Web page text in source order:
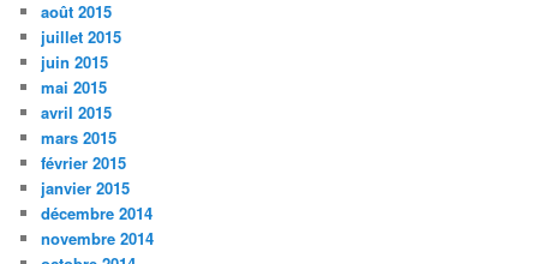
août 2015
juillet 2015
juin 2015
mai 2015
avril 2015
mars 2015
février 2015
janvier 2015
décembre 2014
novembre 2014